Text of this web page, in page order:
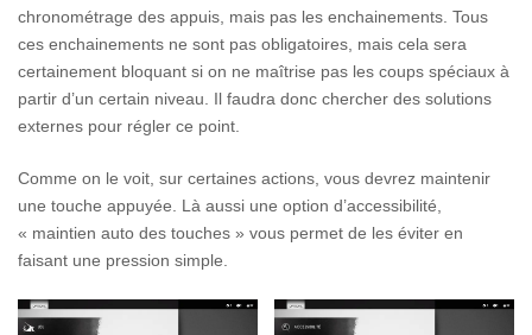
chronométrage des appuis, mais pas les enchainements. Tous
ces enchainements ne sont pas obligatoires, mais cela sera
certainement bloquant si on ne maîtrise pas les coups spéciaux à
partir d’un certain niveau. Il faudra donc chercher des solutions
externes pour régler ce point.
Comme on le voit, sur certaines actions, vous devrez maintenir
une touche appuyée. Là aussi une option d’accessibilité,
« maintien auto des touches » vous permet de les éviter en
faisant une pression simple.